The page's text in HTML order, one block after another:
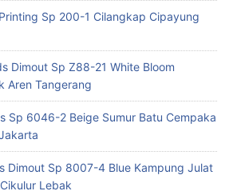
Sp 200-1 Cilangkap Cipayung
Dimout Sp Z88-21 White Bloom
Aren Tangerang
Sp 6046-2 Beige Sumur Batu Cempaka
Dimout Sp 8007-4 Blue Kampung Julat
Lebak